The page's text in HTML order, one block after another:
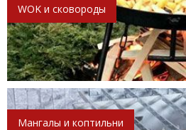
WOK и сковороды
Мангалы и коптильни